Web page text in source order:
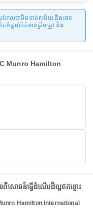
រហែលជាមិនទាន់សម័យ និងអាច
តខំផ្តល់ព័ត៌មានត្រឹមត្រូវ និង
Munro Hamilton
សោធន៍ធ្វើដំណើរដ៏ល្អឥតខ្ចោះ
Munro Hamilton International